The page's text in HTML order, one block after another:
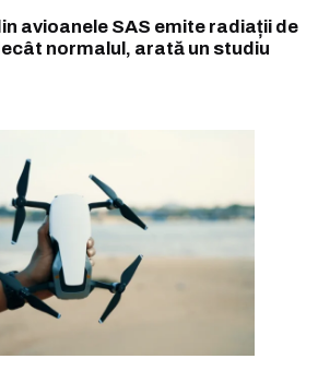
avioanele SAS emite radiații de
normalul, arată un studiu